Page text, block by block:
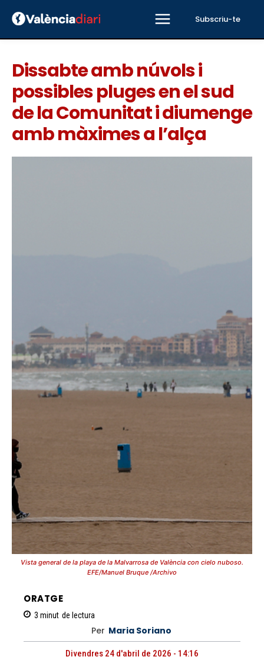
Subscriu-te
Dissabte amb núvols i
possibles pluges en el sud
de la Comunitat i diumenge
amb màximes a l’alça
Vista general de la playa de la Malvarrosa de València con cielo nuboso.
EFE/Manuel Bruque /Archivo
ORATGE
3 minut de lectura
Per Maria Soriano
Divendres 24 d'abril de 2026 - 14:16